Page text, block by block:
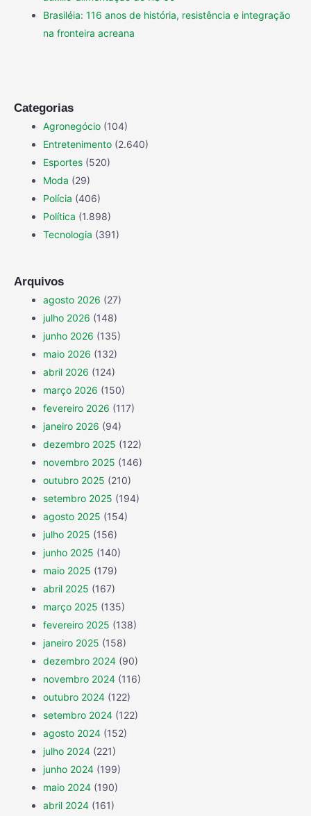
Brasiléia: 116 anos de história, resistência e integração
na fronteira acreana
Categorias
Agronegócio (104)
Entretenimento (2.640)
Esportes (520)
Moda (29)
Polícia (406)
Política (1.898)
Tecnologia (391)
Arquivos
agosto 2026 (27)
julho 2026 (148)
junho 2026 (135)
maio 2026 (132)
abril 2026 (124)
março 2026 (150)
fevereiro 2026 (117)
janeiro 2026 (94)
dezembro 2025 (122)
novembro 2025 (146)
outubro 2025 (210)
setembro 2025 (194)
agosto 2025 (154)
julho 2025 (156)
junho 2025 (140)
maio 2025 (179)
abril 2025 (167)
março 2025 (135)
fevereiro 2025 (138)
janeiro 2025 (158)
dezembro 2024 (90)
novembro 2024 (116)
outubro 2024 (122)
setembro 2024 (122)
agosto 2024 (152)
julho 2024 (221)
junho 2024 (199)
maio 2024 (190)
abril 2024 (161)